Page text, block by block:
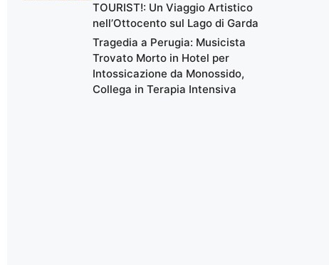
TOURIST!: Un Viaggio Artistico
nell’Ottocento sul Lago di Garda
Tragedia a Perugia: Musicista
Trovato Morto in Hotel per
Intossicazione da Monossido,
Collega in Terapia Intensiva